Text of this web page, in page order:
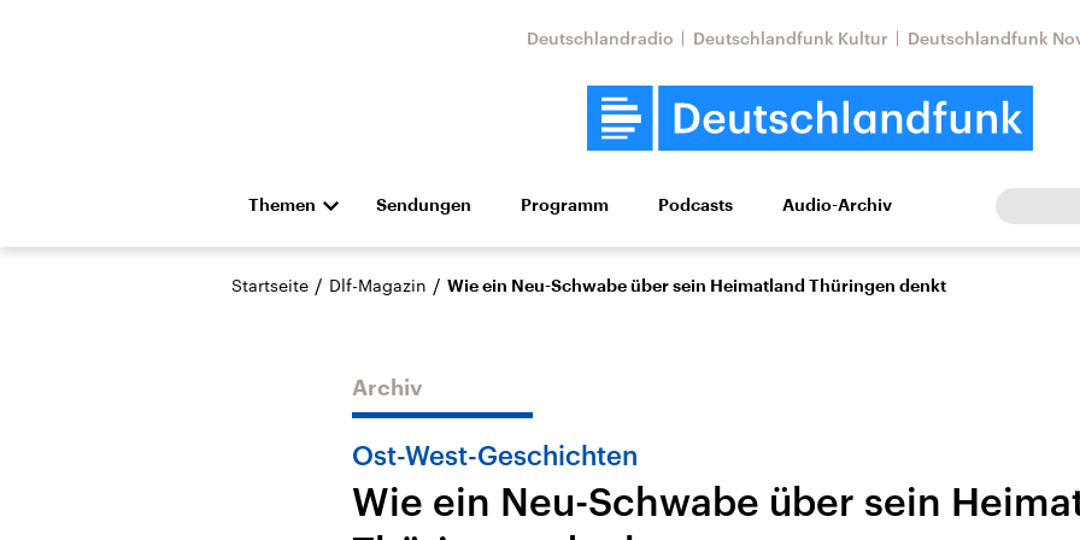
Deutschlandradio Deutschlandfunk Kultur Deutschlandfunk
Themen
Die Nachrichten Politik Wirtschaft Wissen Kultur Europa
Hörspiel und Feature Musik
Landtagswahl Sachsen-
USA
Nahostkonflikt
Iran
Sendungen Programm Podcasts Audio-Archiv
Startseite / Dlf-Magazin / Wie ein Neu-Schwabe über sein Heimatland Thüringen denkt
Archiv
Ost-West-Geschichten
Wie ein Neu-Schwabe über sein